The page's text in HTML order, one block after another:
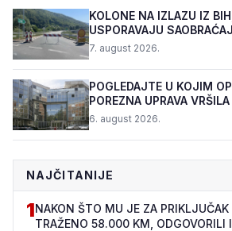
KOLONE NA IZLAZU IZ
USPORAVAJU SAOBRAĆAJ
7. august 2026.
POGLEDAJTE U KOJIM
POREZNA UPRAVA
6. august 2026.
NAJČITANIJE
1NAKON ŠTO MU JE ZA PRIKLJUČAK
TRAŽENO 58.000 KM, ODGOVORILI